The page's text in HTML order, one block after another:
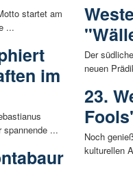
startet am
...
im
spannende ...
Der
neuen
23.
Noch
kulturellen